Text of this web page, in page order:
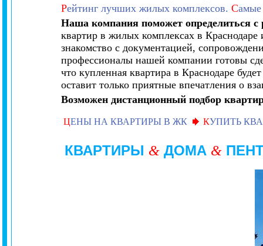
Рейтинг лучших жилых комплексов. С
Наша компания поможет определиться с
квартир в жилых комплексах в
знакомство с документацией,
профессионалы нашей компании готовы
что купленная квартира в Краснодаре
оставит только приятные впечатления о
Возможен дистанционный подбор
ЦЕНЫ НА КВАРТИРЫ В ЖК КУПИТЬ
КВАРТИРЫ & ДОМА &